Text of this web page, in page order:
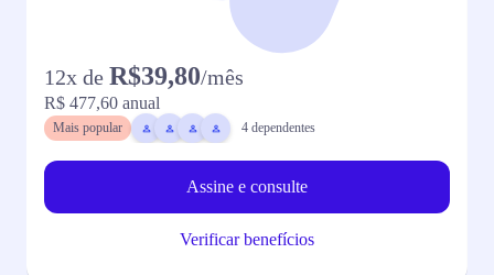
12x de R$39,80/mês
R$ 477,60 anual
Mais popular 4 dependentes
Assine e consulte
Verificar benefícios